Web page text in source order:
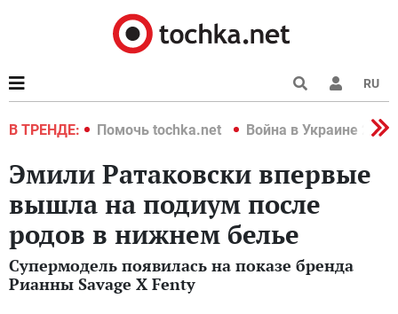
RU
В ТРЕНДЕ:
2022 Помочь tochka.net Война в Украине 2022
Эмили Ратаковски впервые
вышла на подиум после
родов в нижнем белье
Супермодель появилась на показе бренда
Рианны Savage X Fenty